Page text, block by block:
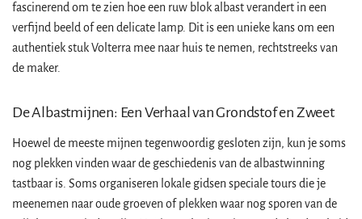
fascinerend om te zien hoe een ruw blok albast verandert in een
verfijnd beeld of een delicate lamp. Dit is een unieke kans om een
authentiek stuk Volterra mee naar huis te nemen, rechtstreeks van
de maker.
De Albastmijnen: Een Verhaal van Grondstof en Zweet
Hoewel de meeste mijnen tegenwoordig gesloten zijn, kun je soms
nog plekken vinden waar de geschiedenis van de albastwinning
tastbaar is. Soms organiseren lokale gidsen speciale tours die je
meenemen naar oude groeven of plekken waar nog sporen van de